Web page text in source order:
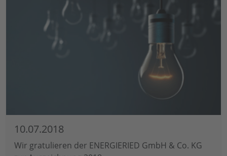
10.07.2018
Wir gratulieren der ENERGIERIED GmbH & Co. KG